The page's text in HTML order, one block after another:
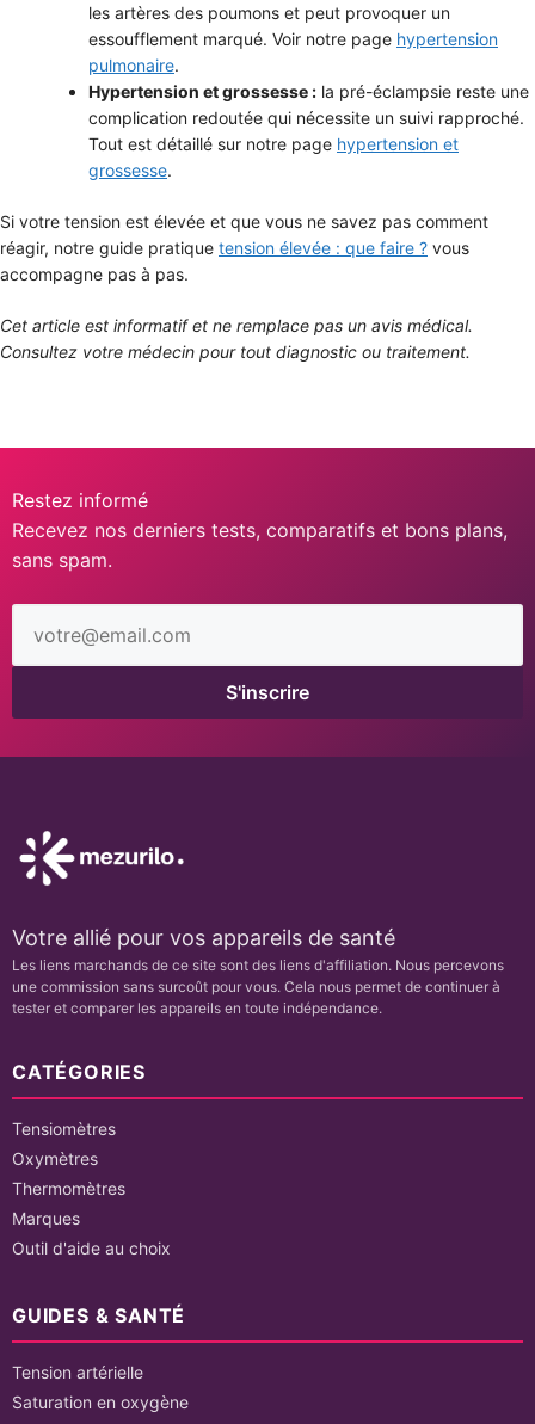
les artères des poumons et peut provoquer un
essoufflement marqué. Voir notre page hypertension
pulmonaire.
Hypertension et grossesse : la pré-éclampsie reste une
complication redoutée qui nécessite un suivi rapproché.
Tout est détaillé sur notre page hypertension et
grossesse.
Si votre tension est élevée et que vous ne savez pas comment
réagir, notre guide pratique tension élevée : que faire ? vous
accompagne pas à pas.
Cet article est informatif et ne remplace pas un avis médical.
Consultez votre médecin pour tout diagnostic ou traitement.
Restez informé
Recevez nos derniers tests, comparatifs et bons plans,
sans spam.
email
S'inscrire
Votre allié pour vos appareils de santé
Les liens marchands de ce site sont des liens d'affiliation. Nous percevons
une commission sans surcoût pour vous. Cela nous permet de continuer à
tester et comparer les appareils en toute indépendance.
CATÉGORIES
Tensiomètres
Oxymètres
Thermomètres
Marques
Outil d'aide au choix
GUIDES & SANTÉ
Tension artérielle
Saturation en oxygène